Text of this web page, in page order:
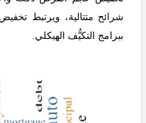
شرائح متتالية، ويرتبط
ببرامج التكيُّف الهيكلي.